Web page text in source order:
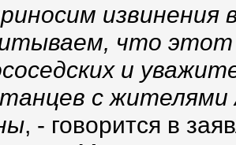
извинения
что
и
с жителями
, - говорится в